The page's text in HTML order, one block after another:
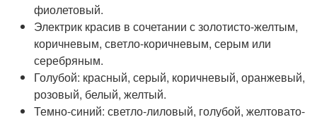
фиолетовый.
Электрик красив в сочетании с золотисто-желтым,
коричневым, светло-коричневым, серым или
серебряным.
Голубой: красный, серый, коричневый, оранжевый,
розовый, белый, желтый.
Темно-синий: светло-лиловый, голубой, желтовато-